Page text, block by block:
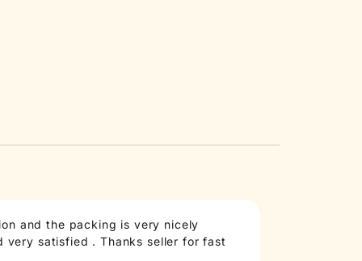
and the packing is very nicely
very satisfied . Thanks seller for fast